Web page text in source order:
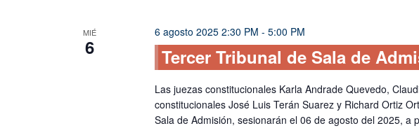
MIÉ
6
6 agosto 2025 2:30 PM - 5:00 PM
Tercer Tribunal de Sala de
Las juezas constitucionales Karla Andrade Quevedo,
constitucionales José Luis Terán Suarez y Richard Ortiz
Sala de Admisión, sesionarán el 06 de agosto del 2025, a